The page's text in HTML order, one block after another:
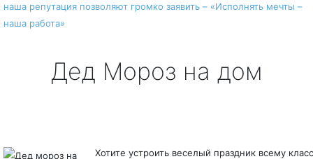
наша репутация позволяют громко заявить – «Исполнять мечты –
наша работа»
Дед Мороз на дом
Хотите устроить веселый праздник всему